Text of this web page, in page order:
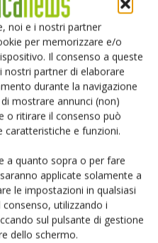
noi e i nostri partner
per memorizzare e/o
Il consenso a queste
partner di elaborare
durante la navigazione
mostrare annunci (non)
o ritirare il consenso può
caratteristiche e funzioni.
a quanto sopra o per fare
applicate solamente a
le impostazioni in qualsiasi
utilizzando i
sul pulsante di gestione
dello schermo.
la manutenzione delle
avrebbe proposto in
Washington visibilità
le fab cinesi in cambio
clienti — una proposta che
Jake Sullivan
che una simile
Vero o no nei dettagli,
molti versi lo schema dello
di sconfinamento,
olandese stretto tra
propria azienda più